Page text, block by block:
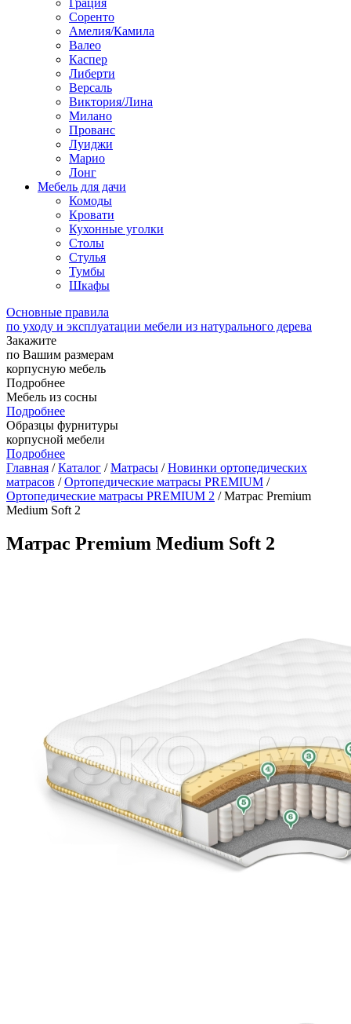
Грация
Соренто
Амелия/Камила
Валео
Каспер
Либерти
Версаль
Виктория/Лина
Милано
Прованс
Луиджи
Марио
Лонг
Мебель для дачи
Комоды
Кровати
Кухонные уголки
Столы
Стулья
Тумбы
Шкафы
Основные правила
по уходу и эксплуатации мебели из натурального дерева
Закажите
по Вашим размерам
корпусную мебель
Подробнее
Мебель из сосны
Подробнее
Образцы фурнитуры
корпусной мебели
Подробнее
Главная /Каталог /Матрасы /Новинки ортопедических
матрасов /Ортопедические матрасы PREMIUM /
Ортопедические матрасы PREMIUM 2 / Матрас Premium
Medium Soft 2
Матрас Premium Medium Soft 2